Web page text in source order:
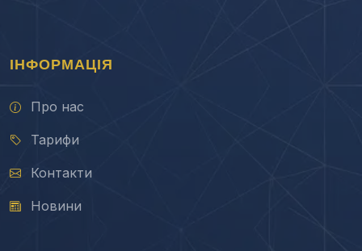
ІНФОРМАЦІЯ
Про нас
Тарифи
Контакти
Новини